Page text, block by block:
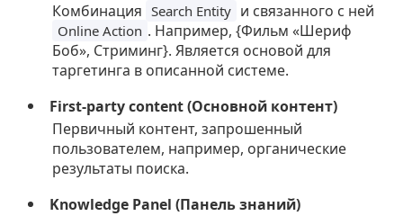
Комбинация Search Entity и связанного с ней
Online Action . Например, {Фильм «Шериф
Боб», Стриминг}. Является основой для
таргетинга в описанной системе.
First-party content (Основной контент)
Первичный контент, запрошенный
пользователем, например, органические
результаты поиска.
Knowledge Panel (Панель знаний)